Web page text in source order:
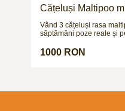
Cățeluși Maltipoo
Vând 3 cățeluși rasa
săptămâni poze reale și
1000 RON